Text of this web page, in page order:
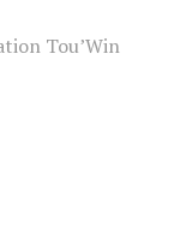
Tou’Win